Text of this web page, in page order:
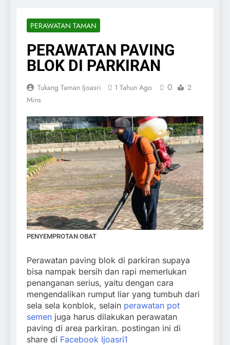
PERAWATAN TAMAN
PERAWATAN PAVING
BLOK DI PARKIRAN
Tukang Taman Ijoasri 1 Tahun Ago 0
2
Mins
PENYEMPROTAN OBAT
Perawatan paving blok di parkiran supaya
bisa nampak bersih dan rapi memerlukan
penanganan serius, yaitu dengan cara
mengendalikan rumput liar yang tumbuh dari
sela sela konblok, selain perawatan pot
semen juga harus dilakukan perawatan
paving di area parkiran. postingan ini di
share di Facebook Ijoasri1